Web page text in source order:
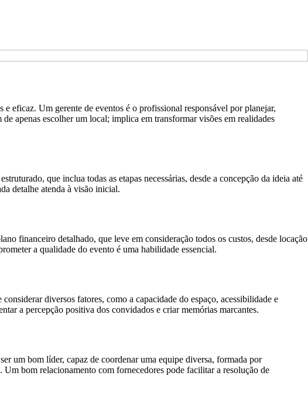
eficaz. Um gerente de eventos é o profissional responsável por planejar,
apenas escolher um local; implica em transformar visões em realidades
que inclua todas as etapas necessárias, desde a concepção da ideia até
detalhe atenda à visão inicial.
financeiro detalhado, que leve em consideração todos os custos, desde locação
a qualidade do evento é uma habilidade essencial.
diversos fatores, como a capacidade do espaço, acessibilidade e
a percepção positiva dos convidados e criar memórias marcantes.
um bom líder, capaz de coordenar uma equipe diversa, formada por
bom relacionamento com fornecedores pode facilitar a resolução de